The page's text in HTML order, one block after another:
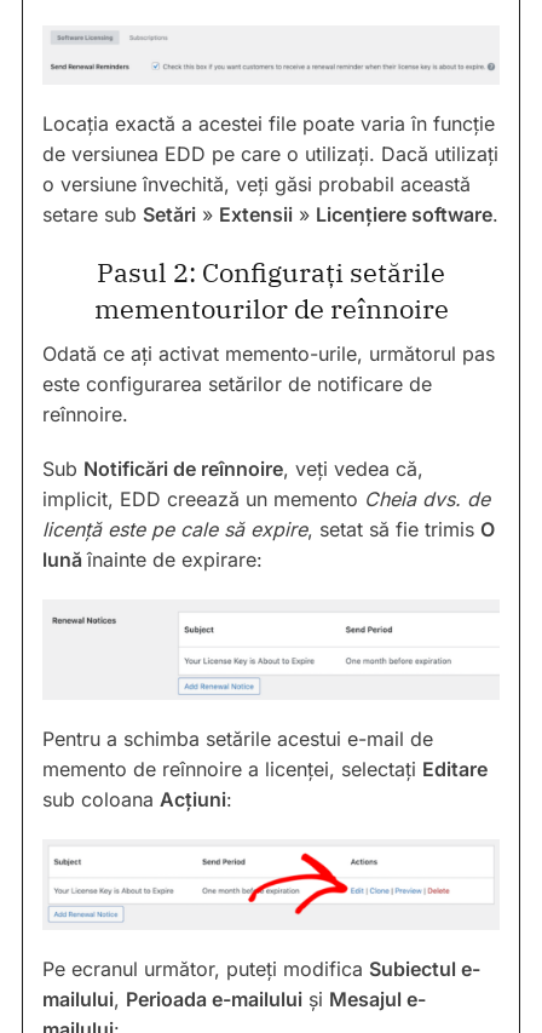
Locația exactă a acestei file poate varia în funcție
de versiunea EDD pe care o utilizați. Dacă utilizați
o versiune învechită, veți găsi probabil această
setare sub Setări » Extensii » Licențiere software.
Pasul 2: Configurați setările
mementourilor de reînnoire
Odată ce ați activat memento-urile, următorul pas
este configurarea setărilor de notificare de
reînnoire.
Sub Notificări de reînnoire, veți vedea că,
implicit, EDD creează un memento Cheia dvs. de
licență este pe cale să expire, setat să fie trimis O
lunăînainte de expirare:
Pentru a schimba setările acestui e-mail de
memento de reînnoire a licenței, selectați Editare
sub coloana Acțiuni:
Pe ecranul următor, puteți modifica Subiectul e-
mailului, Perioada e-mailului și Mesajul e-